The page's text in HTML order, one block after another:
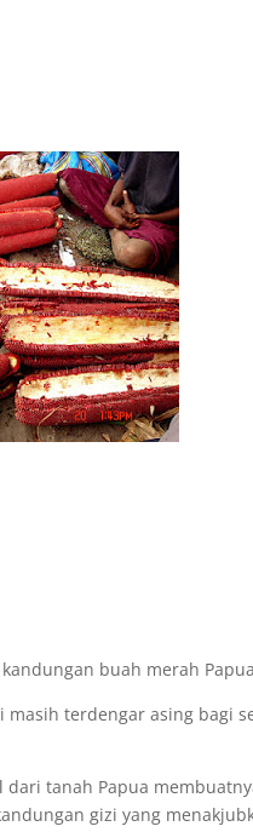
buah merah
masih terdengar asing bagi
dari tanah Papua
gizi yang